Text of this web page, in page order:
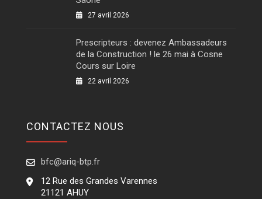
27 avril 2026
Prescripteurs : devenez Ambassadeurs
de la Construction ! le 26 mai à Cosne
Cours sur Loire
22 avril 2026
CONTACTEZ NOUS
bfc@ariq-btp.fr
12 Rue des Grandes Varennes
21121 AHUY